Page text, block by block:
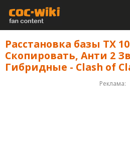
Расстановка базы ТХ
Скопировать, Анти 2
Гибридные - Clash of
Реклама: